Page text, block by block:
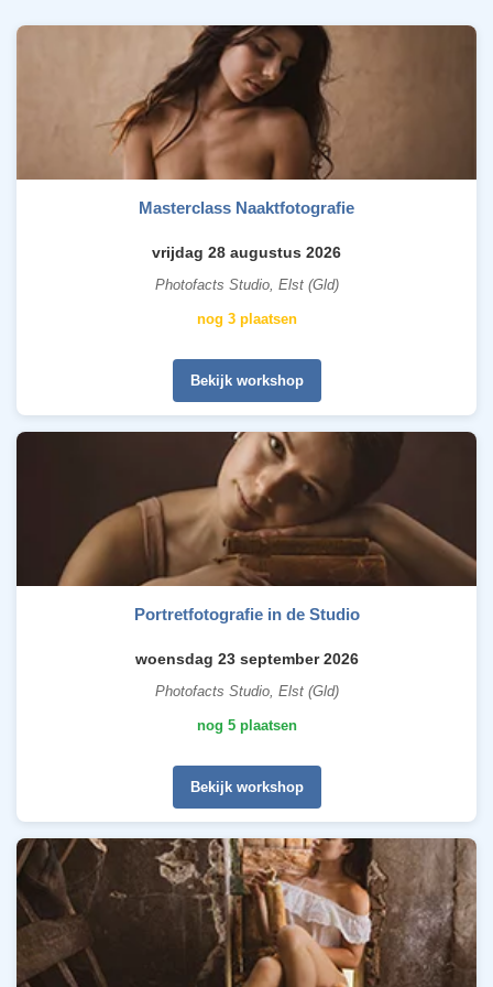
Masterclass Naaktfotografie
vrijdag 28 augustus 2026
Photofacts Studio, Elst (Gld)
nog 3 plaatsen
Bekijk workshop
Portretfotografie in de Studio
woensdag 23 september 2026
Photofacts Studio, Elst (Gld)
nog 5 plaatsen
Bekijk workshop